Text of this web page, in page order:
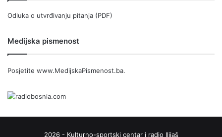
Odluka o utvrđivanju pitanja (PDF)
Medijska pismenost
Posjetite www.MedijskaPismenost.ba.
2026 - Kulturno-sportski centar i radio Ilijaš